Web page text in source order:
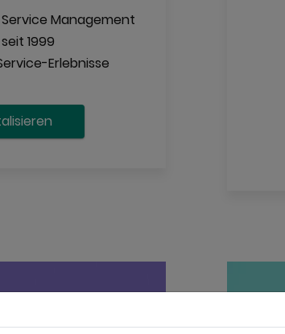
Management
1999
Erlebnisse